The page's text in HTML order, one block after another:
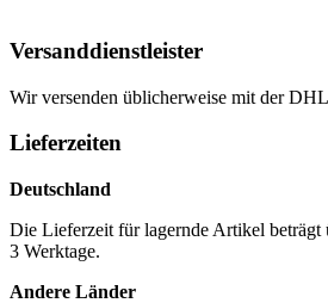
Versanddienstleister
Wir versenden üblicherweise mit der
Lieferzeiten
Deutschland
Die Lieferzeit für lagernde Artikel beträgt
3 Werktage.
Andere Länder